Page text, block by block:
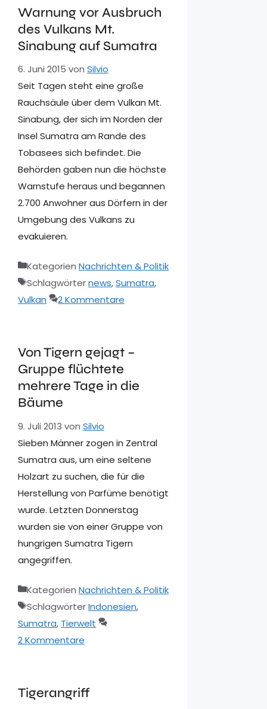
Warnung vor Ausbruch
des Vulkans Mt.
Sinabung auf Sumatra
6. Juni 2015 von Silvio
Seit Tagen steht eine große
Rauchsäule über dem Vulkan Mt.
Sinabung, der sich im Norden der
Insel Sumatra am Rande des
Tobasees sich befindet. Die
Behörden gaben nun die höchste
Warnstufe heraus und begannen
2.700 Anwohner aus Dörfern in der
Umgebung des Vulkans zu
evakuieren.
Kategorien Nachrichten & Politik
Schlagwörternews,Sumatra,
Vulkan
2 Kommentare
Von Tigern gejagt –
Gruppe flüchtete
mehrere Tage in die
Bäume
9. Juli 2013 von Silvio
Sieben Männer zogen in Zentral
Sumatra aus, um eine seltene
Holzart zu suchen, die für die
Herstellung von Parfüme benötigt
wurde. Letzten Donnerstag
wurden sie von einer Gruppe von
hungrigen Sumatra Tigern
angegriffen.
Kategorien Nachrichten & Politik
SchlagwörterIndonesien,
Sumatra, Tierwelt
2 Kommentare
Tigerangriff